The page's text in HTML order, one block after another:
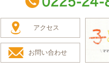
アクセス
お問い合わせ